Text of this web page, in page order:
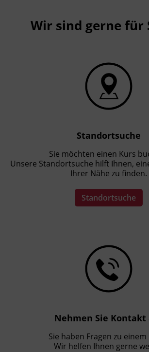
Wir sind gerne für
Standortsuche
Sie möchten einen Kurs
Unsere Standortsuche hilft Ihnen,
Ihrer Nähe zu finden.
Standortsuche
Nehmen Sie Kontakt
Sie haben Fragen zu einem
Wir helfen Ihnen gerne